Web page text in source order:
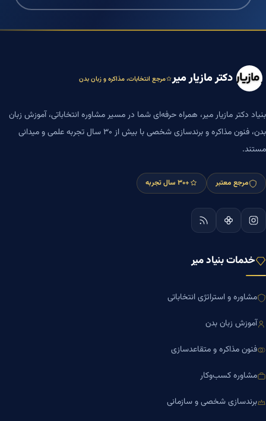
دکتر مازیار میر مرجع انتخابات، مذاکره و زبان بدن
بنیاد دکتر مازیار میر، همراه حرفه‌ای شما در مسیر مشاوره انتخاباتی، آموزش زبان
بدن، فنون مذاکره و برندسازی شخصی با بیش از ۳۰ سال تجربه علمی و میدانی
مستند.
مرجع معتبر +۳۰ سال تجربه
خدمات بنیاد میر
مشاوره و استراتژی انتخاباتی
آموزش زبان بدن
فنون مذاکره و متقاعدسازی
مشاوره کسب‌وکار
برندسازی شخصی و سازمانی